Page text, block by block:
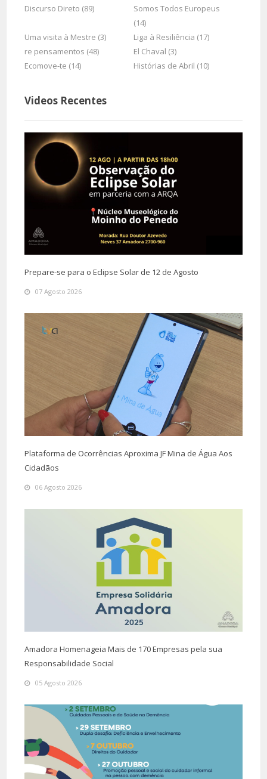
Discurso Direto (89)
Somos Todos Europeus
(14)
Uma visita à Mestre (3)
Liga à Resiliência (17)
re pensamentos (48)
El Chaval (3)
Ecomove-te (14)
Histórias de Abril (10)
Videos Recentes
Prepare-se para o Eclipse Solar de 12 de Agosto
07 Agosto 2026
Plataforma de Ocorrências Aproxima JF Mina de Água Aos
Cidadãos
06 Agosto 2026
Amadora Homenageia Mais de 170 Empresas pela sua
Responsabilidade Social
05 Agosto 2026